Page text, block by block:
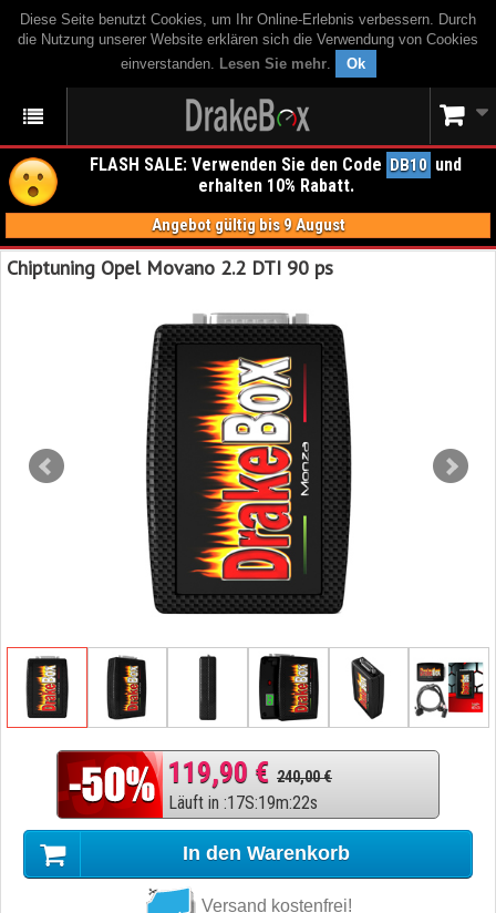
Diese Seite benutzt Cookies, um Ihr Online-Erlebnis verbessern. Durch
die Nutzung unserer Website erklären sich die Verwendung von Cookies
einverstanden. Lesen Sie mehr. Ok
FLASH SALE: Verwenden Sie den Code DB10 und
erhalten 10% Rabatt.
Angebot gültig bis 9 August
Chiptuning Opel Movano 2.2 DTI 90 ps
119,90 € 240,00 €
Läuft in :17S:19m:21s
In den Warenkorb
Versand kostenfrei!